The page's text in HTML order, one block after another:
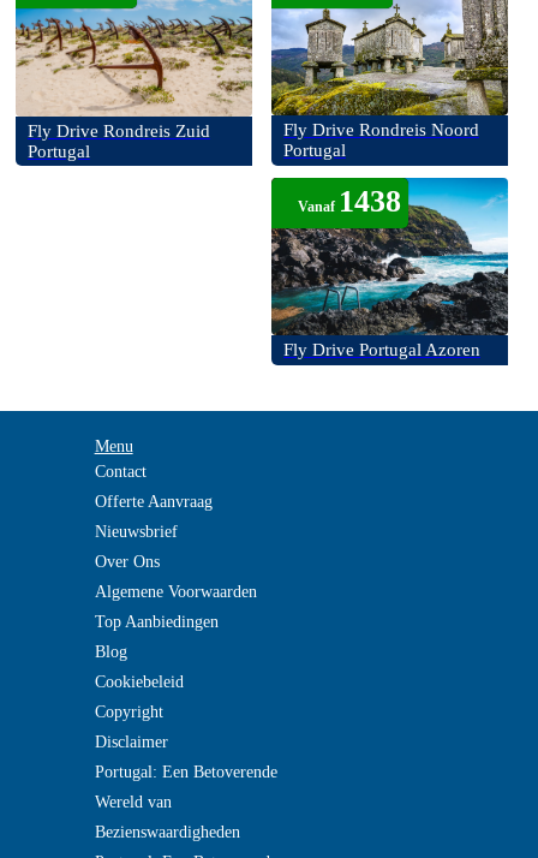
Fly Drive Rondreis Zuid
Portugal
Fly Drive Rondreis Noord
Portugal
Vanaf 1438
Fly Drive Portugal Azoren
Menu
Contact
Offerte Aanvraag
Nieuwsbrief
Over Ons
Algemene Voorwaarden
Top Aanbiedingen
Blog
Cookiebeleid
Copyright
Disclaimer
Portugal: Een Betoverende
Wereld van
Bezienswaardigheden